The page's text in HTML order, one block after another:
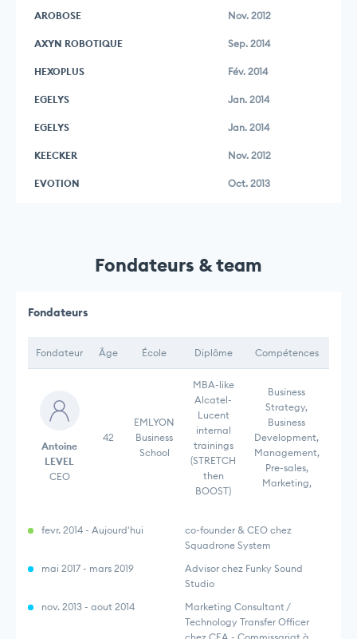
AROBOSE Nov. 2012
AXYN ROBOTIQUE Sep. 2014
HEXOPLUS Fév. 2014
EGELYS Jan. 2014
EGELYS Jan. 2014
KEECKER Nov. 2012
EVOTION Oct. 2013
Fondateurs & team
Fondateurs
Fondateur Âge École Diplôme Compétences
Antoine
LEVEL
CEO
42
EMLYON
Business
School
MBA-like
Alcatel-
Lucent
internal
trainings
(STRETCH
then
BOOST)
Business
Strategy,
Business
Development,
Management,
Pre-sales,
Marketing,
fevr. 2014 - Aujourd'hui
co-founder & CEO chez
Squadrone System
mai 2017 - mars 2019
Advisor chez Funky Sound
Studio
nov. 2013 - aout 2014
Marketing Consultant /
Technology Transfer Officer